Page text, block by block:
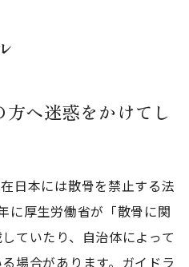
へ迷惑をかけてし
日本には散骨を禁止する法
に厚生労働省が「散骨に関
ていたり、自治体によって
場合があります。ガイドラ